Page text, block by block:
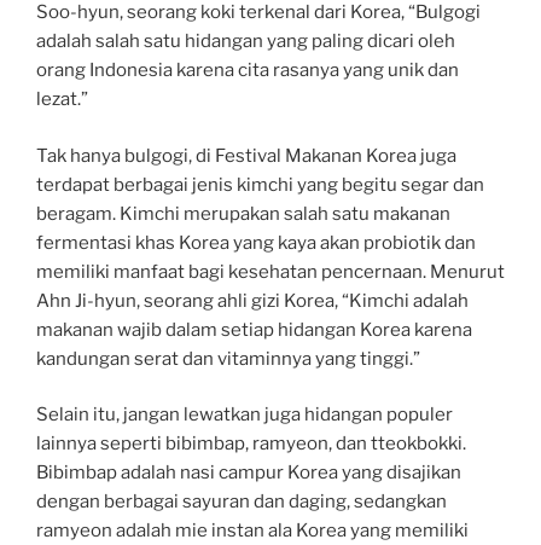
Soo-hyun, seorang koki terkenal dari Korea, “Bulgogi
adalah salah satu hidangan yang paling dicari oleh
orang Indonesia karena cita rasanya yang unik dan
lezat.”
Tak hanya bulgogi, di Festival Makanan Korea juga
terdapat berbagai jenis kimchi yang begitu segar dan
beragam. Kimchi merupakan salah satu makanan
fermentasi khas Korea yang kaya akan probiotik dan
memiliki manfaat bagi kesehatan pencernaan. Menurut
Ahn Ji-hyun, seorang ahli gizi Korea, “Kimchi adalah
makanan wajib dalam setiap hidangan Korea karena
kandungan serat dan vitaminnya yang tinggi.”
Selain itu, jangan lewatkan juga hidangan populer
lainnya seperti bibimbap, ramyeon, dan tteokbokki.
Bibimbap adalah nasi campur Korea yang disajikan
dengan berbagai sayuran dan daging, sedangkan
ramyeon adalah mie instan ala Korea yang memiliki